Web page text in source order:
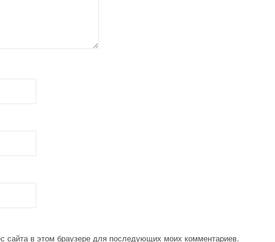
сайта в этом браузере для последующих моих комментариев.